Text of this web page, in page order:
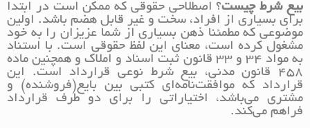
بیع شرط چیست؟ اصطلاحی حقوقی که ممکن است در ابتدا
برای بسیاری از افراد، سخت و غیر قابل هضم باشد. اولین
موضوعی که مطمئنا ذهن بسیاری از شما عزیزان را به خود
مشغول کرده است، معنای این لفظ حقوقی است. با استناد
به مواد 34 و 33 قانون ثبت اسناد و املاک و همچنین ماده
458 قانون مدنی، بیع شرط نوعی قرارداد است. این
قرارداد که موافقت‌نامه‌ای کتبی بین بایع(فروشنده) و
مشتری می‌باشد، اختیاراتی را برای دو طرف قرارداد
فراهم می‌کند.